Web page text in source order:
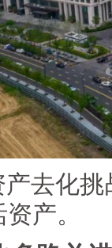
去化挑
产。